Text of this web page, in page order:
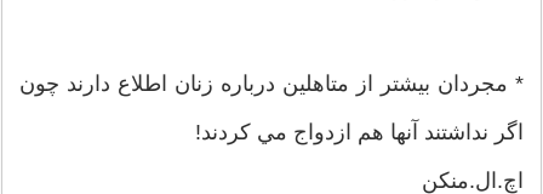
* مجردان بيشتر از متاهلين درباره زنان اطلاع دارند چون
اگر نداشتند آنها هم ازدواج مي کردند!
اچ.ال.منکن